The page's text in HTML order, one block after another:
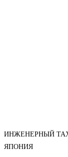
ИНЖЕНЕРНЫЙ
ЯПОНИЯ